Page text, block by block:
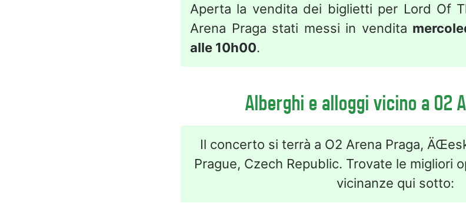
Aperta la vendita dei biglietti per Lord Of
Arena Praga stati messi in vendita
alle 10h00.
Alberghi e alloggi vicino a O2
Il concerto si terrà a O2 Arena Praga,
Prague, Czech Republic. Trovate le migliori
vicinanze qui sotto: